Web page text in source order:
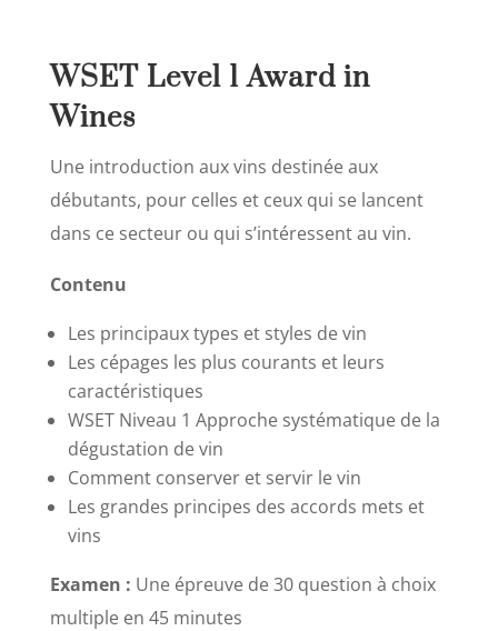
WSET Level 1 Award in
Wines
Une introduction aux vins destinée aux
débutants, pour celles et ceux qui se lancent
dans ce secteur ou qui s’intéressent au vin.
Contenu
Les principaux types et styles de vin
Les cépages les plus courants et leurs
caractéristiques
WSET Niveau 1 Approche systématique de la
dégustation de vin
Comment conserver et servir le vin
Les grandes principes des accords mets et
vins
Examen : Une épreuve de 30 question à choix
multiple en 45 minutes